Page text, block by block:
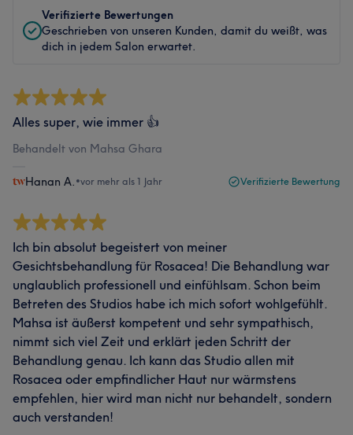
Verifizierte Bewertungen
Geschrieben von unseren Kunden, damit du weißt, was
dich in jedem Salon erwartet.
Alles super, wie immer 👍
Behandelt von Mahsa Ghara
Hanan A. •vor mehr als 1 Jahr Verifizierte Bewertung
Ich bin absolut begeistert von meiner
Gesichtsbehandlung für Rosacea! Die Behandlung war
unglaublich professionell und einfühlsam. Schon beim
Betreten des Studios habe ich mich sofort wohlgefühlt.
Mahsa ist äußerst kompetent und sehr sympathisch,
nimmt sich viel Zeit und erklärt jeden Schritt der
Behandlung genau. Ich kann das Studio allen mit
Rosacea oder empfindlicher Haut nur wärmstens
empfehlen, hier wird man nicht nur behandelt, sondern
auch verstanden!